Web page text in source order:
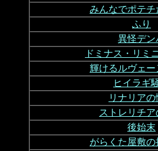
みんなでポテチ
ふり
異怪デン
ドミナス・リミ
輝けるルヴェー
ヒイラギ
リナリア
ストレリチ
後始末
がらくた屋敷